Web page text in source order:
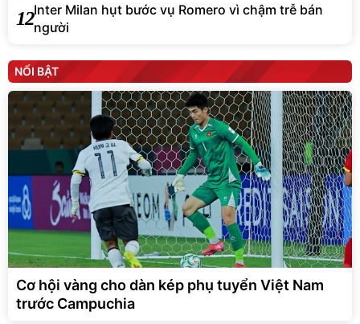
12Inter Milan hụt bước vụ Romero vì chậm trễ bán
người
NỔI BẬT
Cơ hội vàng cho dàn kép phụ tuyển Việt Nam
trước Campuchia